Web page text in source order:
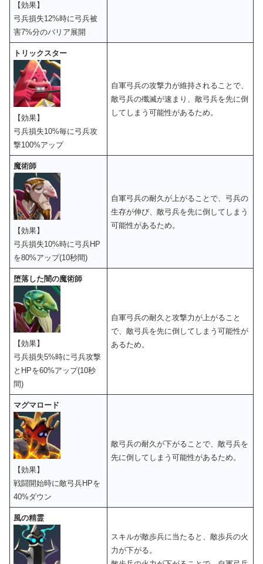
【効果】
弓兵損失12%時に弓兵被
害7%分のバリア展開
トリックスター
【効果】
弓兵損失10%毎に弓兵攻
撃100%アップ
自軍弓兵の攻撃力が維持されることで、
敵弓兵の殲滅が速まり、敵弓兵を先に倒
してしまう可能性があるため。
魔術師
【効果】
弓兵損失10%時に弓兵HP
を80%アップ(10秒間)
自軍弓兵の耐久が上がることで、弓兵の
生存が伸び、敵弓兵を先に倒してしまう
可能性があるため。
堕落した闇の魔術師
【効果】
弓兵損失5%時に弓兵攻撃
とHPを60%アップ(10秒
間)
自軍弓兵の耐久と攻撃力が上がること
で、敵弓兵を先に倒してしまう可能性が
あるため。
マグマロード
【効果】
戦闘開始時に敵弓兵HPを
40%ダウン
敵弓兵の耐久が下がることで、敵弓兵を
先に倒してしまう可能性があるため。
風の精霊
スキルが敵歩兵に当たると、敵歩兵の火
力が下がる。